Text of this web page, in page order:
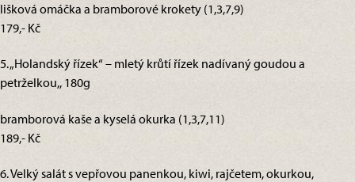
lišková omáčka a bramborové krokety (1,3,7,9)
179,- Kč
5. „Holandský řízek“ – mletý krůtí řízek nadívaný goudou a
petrželkou,, 180g
bramborová kaše a kyselá okurka (1,3,7,11)
189,- Kč
6. Velký salát s vepřovou panenkou, kiwi, rajčetem, okurkou,